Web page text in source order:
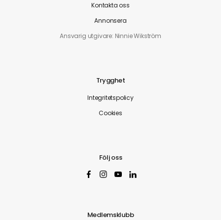
Kontakta oss
Annonsera
Ansvarig utgivare: Ninnie Wikström
Trygghet
Integritetspolicy
Cookies
Följ oss
Medlemsklubb